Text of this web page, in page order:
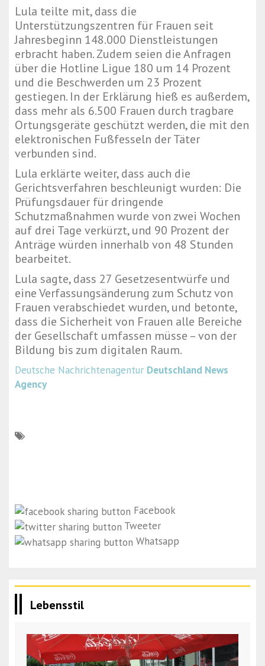
Lula teilte mit, dass die
Unterstützungszentren für Frauen seit
Jahresbeginn 148.000 Dienstleistungen
erbracht haben. Zudem seien die Anfragen
über die Hotline Ligue 180 um 14 Prozent
und die Beschwerden um 23 Prozent
gestiegen. In der Erklärung hieß es außerdem,
dass mehr als 6.500 Frauen durch tragbare
Ortungsgeräte geschützt werden, die mit den
elektronischen Fußfesseln der Täter
verbunden sind.
Lula erklärte weiter, dass auch die
Gerichtsverfahren beschleunigt wurden: Die
Prüfungsdauer für dringende
Schutzmaßnahmen wurde von zwei Wochen
auf drei Tage verkürzt, und 90 Prozent der
Anträge würden innerhalb von 48 Stunden
bearbeitet.
Lula sagte, dass 27 Gesetzesentwürfe und
eine Verfassungsänderung zum Schutz von
Frauen verabschiedet wurden, und betonte,
dass die Sicherheit von Frauen alle Bereiche
der Gesellschaft umfassen müsse – von der
Bildung bis zum digitalen Raum.
Deutsche Nachrichtenagentur Deutschland News
Agency
Facebook
Tweeter
Whatsapp
Lebensstil